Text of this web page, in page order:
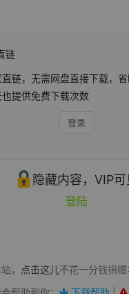
链
链，无需网盘直接下载，
提供免费下载次数
登录
隐藏内容，VIP可
登陆
， 点击这儿不花一分钱捐